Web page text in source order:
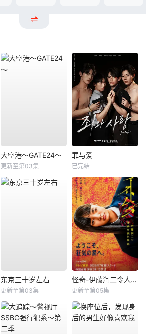
大空港～GATE24～
更新至第03集
罪与爱
已完结
东京三十岁左右
更新至第03集
怪奇-伊藤润二令人彻夜难眠的奇异故事－
更新至第05集